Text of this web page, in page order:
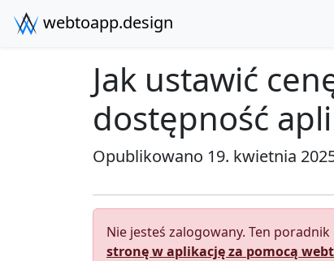
webtoapp.design
Jak ustawić
dostępność
Opublikowano 19. kwietnia
Nie jesteś zalogowany. Ten
stronę w aplikację za pomocą